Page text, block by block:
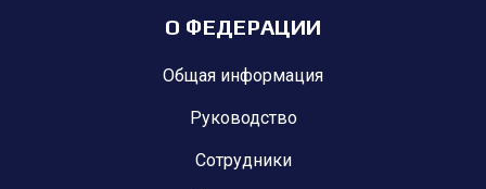
О ФЕДЕРАЦИИ
Общая информация
Руководство
Сотрудники